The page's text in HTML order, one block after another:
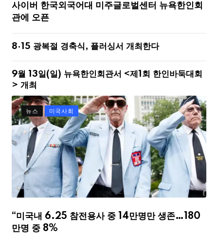
사이버 한국외국어대 미주글로벌센터 뉴욕한인회
관에 오픈
8·15 광복절 경축식, 플러싱서 개최한다
9월 13일(일) 뉴욕한인회관서 <제1회 한인바둑대회
> 개최
뉴스 미국사회
“미국내 6.25 참전용사 중 14만명만 생존…180
만명 중 8%